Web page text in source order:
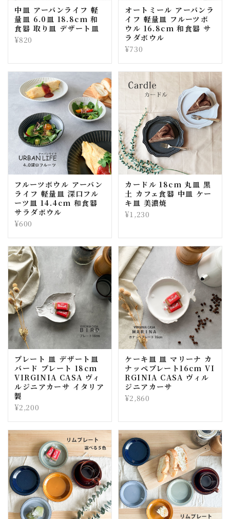
中皿 アーバンライフ 軽
量皿 6.0皿 18.8cm 和
食器 取り皿 デザート皿
¥820
オートミール アーバンラ
イフ 軽量皿 フルーツボ
ウル 16.8cm 和食器 サ
ラダボウル
¥730
フルーツボウル アーバン
ライフ 軽量皿 深口フル
ーツ皿 14.4cm 和食器
サラダボウル
¥600
カードル 18cm 丸皿 黒
土 カフェ食器 中皿 ケー
キ皿 美濃焼
¥1,230
プレート 皿 デザート皿
バード プレート 18cm
VIRGINIA CASA ヴィ
ルジニアカーサ イタリア
製
¥2,200
ケーキ皿 皿 マリーナ カ
ナッペプレート16cm VI
RGINIA CASA ヴィル
ジニアカーサ
¥2,860